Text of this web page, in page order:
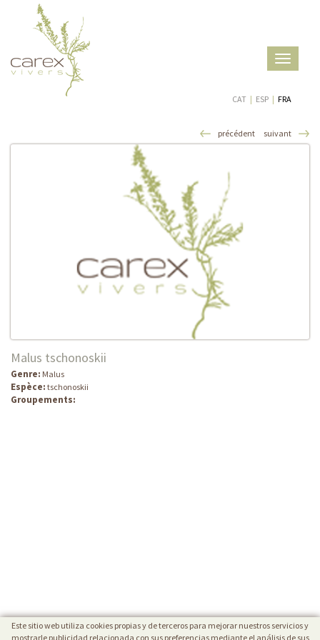
Toggle
CAT | ESP | FRA
précédent suivant
Malus tschonoskii
Genre: Malus
Espèce: tschonoskii
Groupements:
Este sitio web utiliza cookies propias y de terceros para mejorar nuestros servicios y
mostrarle publicidad relacionada con sus preferencias mediante el análisis de sus